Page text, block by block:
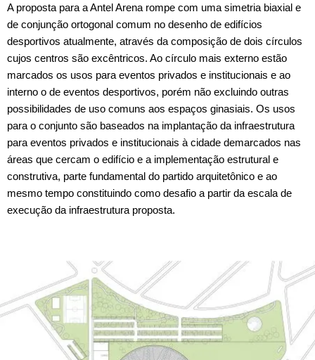
A proposta para a Antel Arena rompe com uma simetria biaxial e
de conjunção ortogonal comum no desenho de edifícios
desportivos atualmente, através da composição de dois círculos
cujos centros são excêntricos. Ao círculo mais externo estão
marcados os usos para eventos privados e institucionais e ao
interno o de eventos desportivos, porém não excluindo outras
possibilidades de uso comuns aos espaços ginasiais. Os usos
para o conjunto são baseados na implantação da infraestrutura
para eventos privados e institucionais à cidade demarcados nas
áreas que cercam o edifício e a implementação estrutural e
construtiva, parte fundamental do partido arquitetônico e ao
mesmo tempo constituindo como desafio a partir da escala de
execução da infraestrutura proposta.